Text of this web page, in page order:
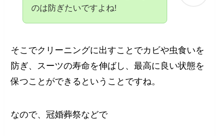
のは防ぎたいですよね!
そこでクリーニングに出すことでカビや虫食いを
防ぎ、スーツの寿命を伸ばし、最高に良い状態を
保つことができるということですね。
なので、冠婚葬祭などで